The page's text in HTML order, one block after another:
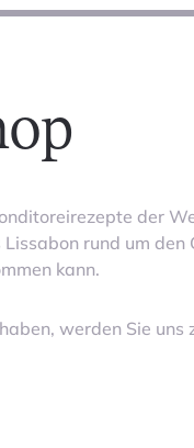
der
rund um
kann.
werden Sie uns